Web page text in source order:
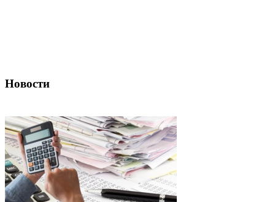
Новости